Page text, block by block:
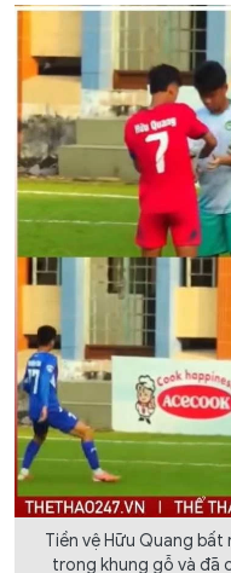
Tiền vệ Hữu Quang
trong khung gỗ và đã